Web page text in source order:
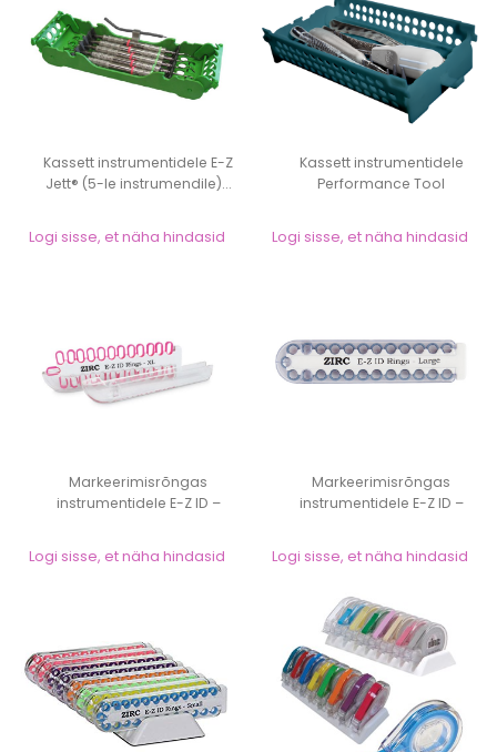
Kassett instrumentidele E-Z
Jett® (5-le instrumendile)...
Logi sisse, et näha hindasid
Kassett instrumentidele
Performance Tool
Logi sisse, et näha hindasid
Markeerimisrõngas
instrumentidele E-Z ID –
Logi sisse, et näha hindasid
Markeerimisrõngas
instrumentidele E-Z ID –
Logi sisse, et näha hindasid